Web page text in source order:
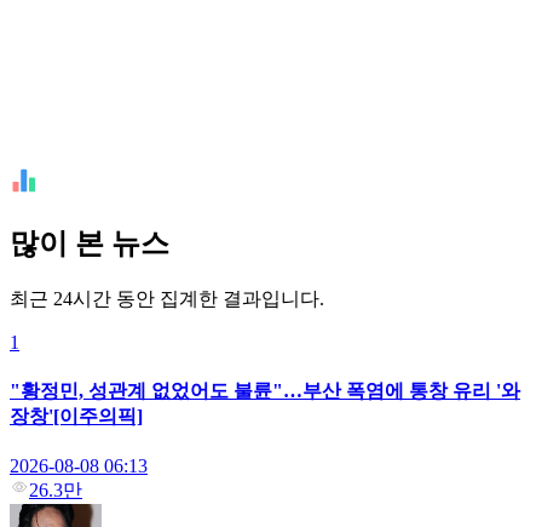
많이 본 뉴스
최근 24시간 동안 집계한 결과입니다.
1
"황정민, 성관계 없었어도 불륜"…부산 폭염에 통창 유리 '와
장창'[이주의픽]
2026-08-08 06:13
26.3만